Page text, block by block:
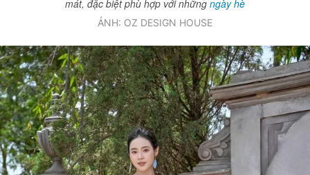
mát, đặc biệt phù hợp với những ngày hè
ẢNH: OZ DESIGN HOUSE